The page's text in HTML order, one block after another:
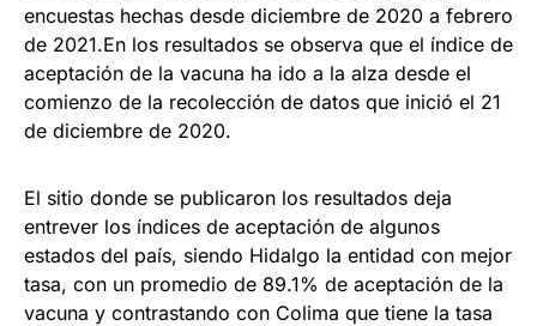
encuestas hechas desde diciembre de 2020 a febrero
de 2021.En los resultados se observa que el índice de
aceptación de la vacuna ha ido a la alza desde el
comienzo de la recolección de datos que inició el 21
de diciembre de 2020.
El sitio donde se publicaron los resultados deja
entrever los índices de aceptación de algunos
estados del país, siendo Hidalgo la entidad con mejor
tasa, con un promedio de 89.1% de aceptación de la
vacuna y contrastando con Colima que tiene la tasa